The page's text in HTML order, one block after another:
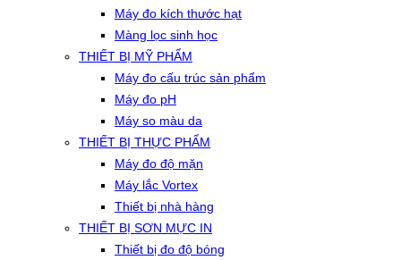
Máy đo kích thước hạt
Màng lọc sinh học
THIẾT BỊ MỸ PHẨM
Máy đo cấu trúc sản phẩm
Máy đo pH
Máy so màu da
THIẾT BỊ THỰC PHẨM
Máy đo độ mặn
Máy lắc Vortex
Thiết bị nhà hàng
THIẾT BỊ SƠN MỰC IN
Thiết bị đo độ bóng